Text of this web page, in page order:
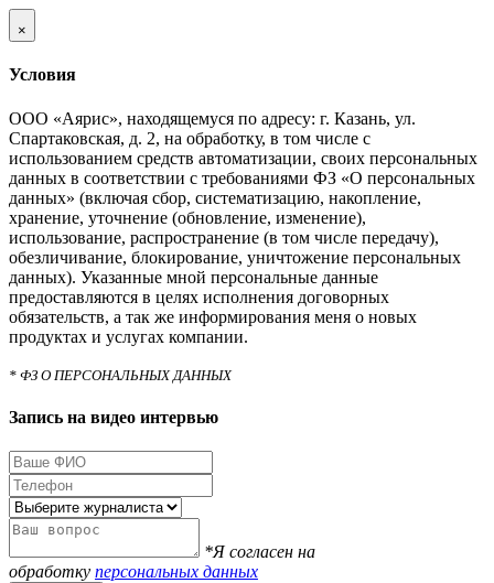
×
Условия
ООО «Аярис», находящемуся по адресу: г. Казань, ул.
Спартаковская, д. 2, на обработку, в том числе с
использованием средств автоматизации, своих персональных
данных в соответствии с требованиями ФЗ «О персональных
данных» (включая сбор, систематизацию, накопление,
хранение, уточнение (обновление, изменение),
использование, распространение (в том числе передачу),
обезличивание, блокирование, уничтожение персональных
данных). Указанные мной персональные данные
предоставляются в целях исполнения договорных
обязательств, а так же информирования меня о новых
продуктах и услугах компании.
* ФЗ О ПЕРСОНАЛЬНЫХ ДАННЫХ
Запись на видео интервью
*Я согласен на
обработку персональных данных